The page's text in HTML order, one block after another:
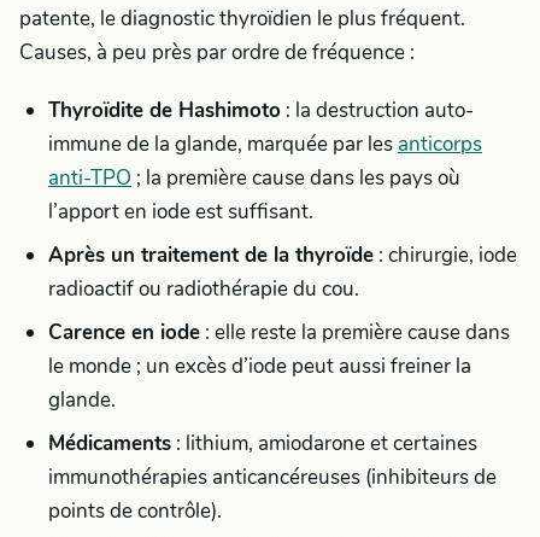
patente, le diagnostic thyroïdien le plus fréquent.
Causes, à peu près par ordre de fréquence :
Thyroïdite de Hashimoto : la destruction auto-
immune de la glande, marquée par les anticorps
anti-TPO ; la première cause dans les pays où
l’apport en iode est suffisant.
Après un traitement de la thyroïde : chirurgie, iode
radioactif ou radiothérapie du cou.
Carence en iode : elle reste la première cause dans
le monde ; un excès d’iode peut aussi freiner la
glande.
Médicaments : lithium, amiodarone et certaines
immunothérapies anticancéreuses (inhibiteurs de
points de contrôle).